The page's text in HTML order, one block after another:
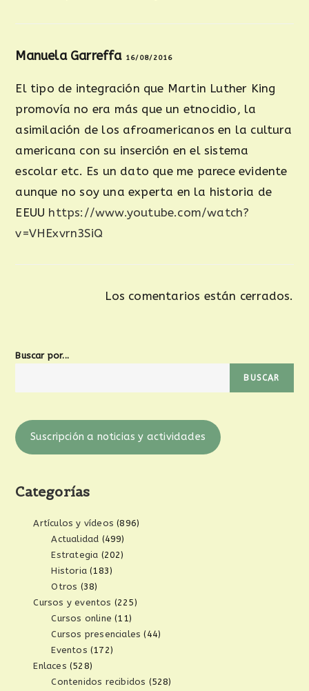
Manuela Garreffa 16/08/2016
El tipo de integración que Martin Luther King
promovía no era más que un etnocidio, la
asimilación de los afroamericanos en la cultura
americana con su inserción en el sistema
escolar etc. Es un dato que me parece evidente
aunque no soy una experta en la historia de
EEUU https://www.youtube.com/watch?
v=VHExvrn3SiQ
Los comentarios están cerrados.
Buscar por...
BUSCAR
Suscripción a noticias y actividades
Categorías
Artículos y vídeos (896)
Actualidad (499)
Estrategia (202)
Historia (183)
Otros (38)
Cursos y eventos (225)
Cursos online (11)
Cursos presenciales (44)
Eventos (172)
Enlaces (528)
Contenidos recibidos (528)